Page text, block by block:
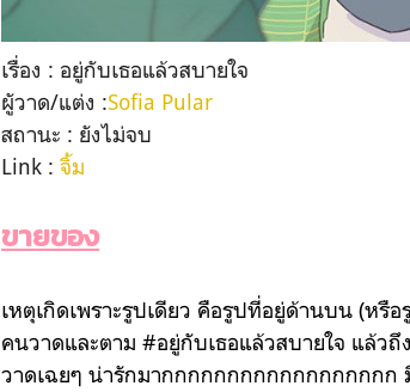
เรื่อง : อยู่กับเธอแล้วสบายใจ
ผูัวาด/แต่ง :Sofia Pular
สถานะ : ยังไม่จบ
Link : จิ้ม
ขายของ
เหตุเกิดเพราะรูปเดียว คือรูปที่อยู่ด้านบน (หรื
คนวาดและตาม #อยู่กับเธอแล้วสบายใจ แล้ว
วาดเฉยๆ น่ารักมากกกกกกกกกกกกกกกกกก